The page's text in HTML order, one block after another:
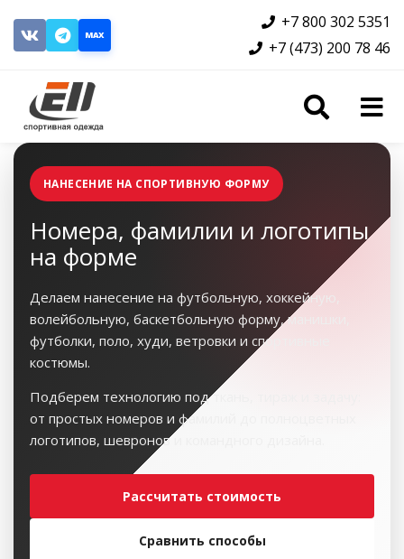
MAX
+7 800 302 5351
+7 (473) 200 78 46
НАНЕСЕНИЕ НА СПОРТИВНУЮ ФОРМУ
Номера, фамилии и логотипы
на форме
Делаем нанесение на футбольную, хоккейную,
волейбольную, баскетбольную форму, манишки,
футболки, поло, худи, ветровки и спортивные
костюмы.
Подберем технологию под ткань, тираж и задачу:
от простых номеров и фамилий до полноцветных
логотипов, шевронов и командного дизайна.
Рассчитать стоимость
Сравнить способы